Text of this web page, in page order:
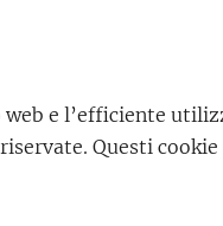
e l’efficiente
Questi